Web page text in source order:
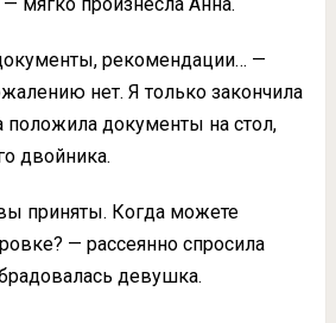
рекомендации… —
нет. Я только закончила
документы на стол,
двойника.
приняты. Когда можете
— рассеянно спросила
девушка.